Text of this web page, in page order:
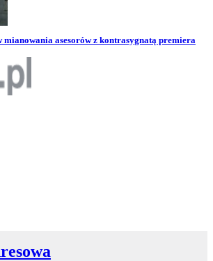
mianowania asesorów z kontrasygnatą premiera